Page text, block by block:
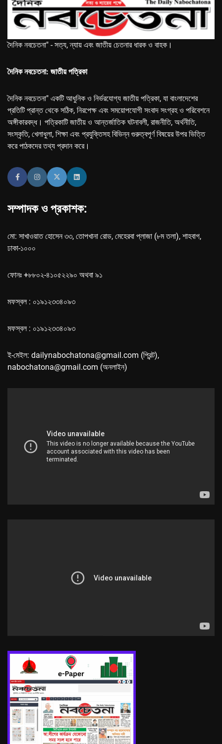
দৈনিক নবচেতনা" - সত্য, ন্যায় এবং জাতীয় চেতনার ধারক ও বাহক।
দৈনিক নবচেতনা: জাতীয় পত্রিকা
দৈনিক নবচেতনা" একটি আধুনিক ও নির্ভরযোগ্য জাতীয় পত্রিকা, যা বাংলাদেশের
প্রতিটি প্রান্ত থেকে সঠিক, নিরপেক্ষ এবং সময়োপযোগী সংবাদ সংগ্রহ ও পরিবেশনে
অঙ্গীকারবদ্ধ। পত্রিকাটি জাতীয় ও আন্তর্জাতিক ঘটনাবলী, রাজনীতি, অর্থনীতি,
সংস্কৃতি, খেলাধুলা, শিক্ষা এবং প্রযুক্তিসহ বিভিন্ন গুরুত্বপূর্ণ বিষয়ের উপর ভিত্তি
করে পাঠকদের তথ্য প্রদান করে।
সম্পাদক ও প্রকাশক:
মো: সাখাওয়াত হোসেন ৩৩, তোপখানা রোড, মেহেরবা প্লাজা (৮ম তলা), শাহবাগ,
ঢাকা-১০০০
ফোনঃ +৮৮০২-৪১০৫২২৯০ অথবা ৯১
মফস্বল : ০১৯১২৩৩৪০৯৩
মফস্বল : ০১৯১২৩৩৪০৯৩
ই-মেইল: dailynabochatona@gmail.com (প্রিন্ট),
nabochatona@gmail.com (অনলাইন)